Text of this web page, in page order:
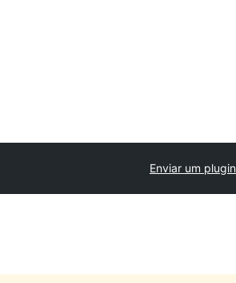
Enviar um plugin